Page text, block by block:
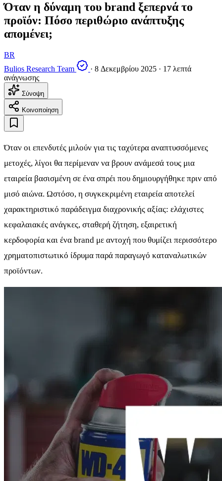
Όταν η δύναμη του brand ξεπερνά το
προϊόν: Πόσο περιθώριο ανάπτυξης
απομένει;
BR
Bulios Research Team
· 8 Δεκεμβρίου 2025 · 17 λεπτά
ανάγνωσης
Σύνοψη
Κοινοποίηση
Όταν οι επενδυτές μιλούν για τις ταχύτερα αναπτυσσόμενες
μετοχές, λίγοι θα περίμεναν να βρουν ανάμεσά τους μια
εταιρεία βασισμένη σε ένα σπρέι που δημιουργήθηκε πριν από
μισό αιώνα. Ωστόσο, η συγκεκριμένη εταιρεία αποτελεί
χαρακτηριστικό παράδειγμα διαχρονικής αξίας: ελάχιστες
κεφαλαιακές ανάγκες, σταθερή ζήτηση, εξαιρετική
κερδοφορία και ένα brand με αντοχή που θυμίζει περισσότερο
χρηματοπιστωτικό ίδρυμα παρά παραγωγό καταναλωτικών
προϊόντων.